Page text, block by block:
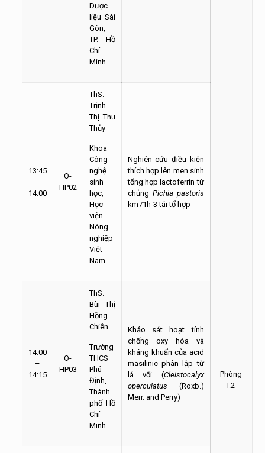
Dược
liệu Sài
Gòn,
TP. Hồ
Chí
Minh
Phòng
I.2
13:45
–
14:00
O-
HP02
ThS.
Trịnh
Thị Thu
Thủy
Khoa
Công
nghệ
sinh
học,
Học
viện
Nông
nghiệp
Việt
Nam
Nghiên cứu điều kiện
thích hợp lên men sinh
tổng hợp lactoferrin từ
chủng Pichia pastoris
km71h-3 tái tổ hợp
14:00
–
14:15
O-
HP03
ThS.
Bùi Thị
Hồng
Chiên
Trường
THCS
Phú
Định,
Thành
phố Hồ
Chí
Minh
Khảo sát hoạt tính
chống oxy hóa và
kháng khuẩn của acid
masilinic phân lập từ
lá vối (Cleistocalyx
operculatus (Roxb.)
Merr. and Perry)